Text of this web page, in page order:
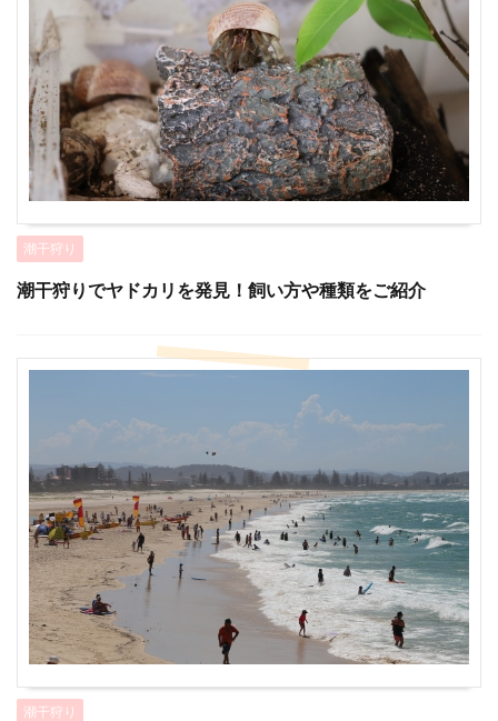
潮干狩り
潮干狩りでヤドカリを発見！飼い方や種類をご紹介
潮干狩り